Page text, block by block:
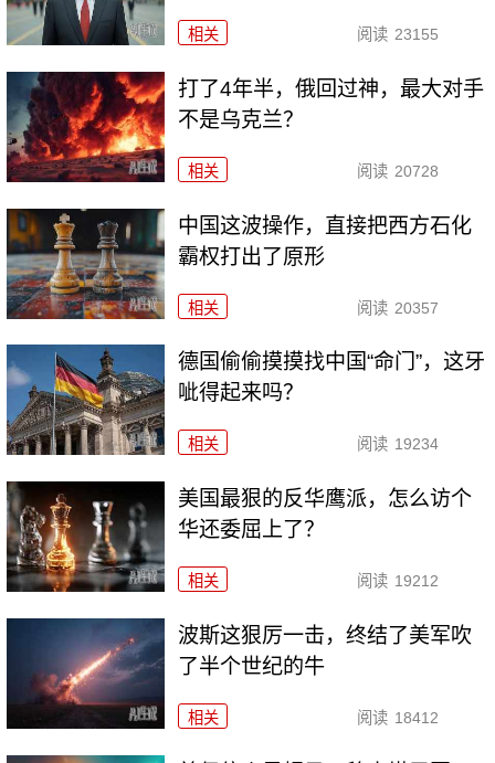
相关 阅读 23155
打了4年半，俄回过神，最大对手
不是乌克兰？
相关 阅读 20728
中国这波操作，直接把西方石化
霸权打出了原形
相关 阅读 20357
德国偷偷摸摸找中国“命门”，这牙
呲得起来吗？
相关 阅读 19234
美国最狠的反华鹰派，怎么访个
华还委屈上了？
相关 阅读 19212
波斯这狠厉一击，终结了美军吹
了半个世纪的牛
相关 阅读 18412